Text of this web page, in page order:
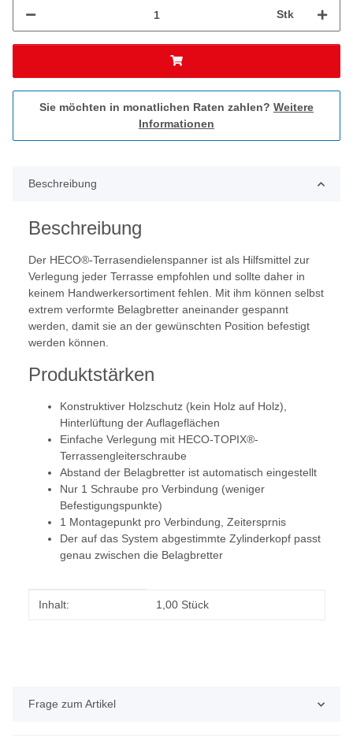
Stk
Sie möchten in monatlichen Raten zahlen? Weitere
Informationen
Beschreibung
Beschreibung
Der HECO®-Terrasendielenspanner ist als Hilfsmittel zur
Verlegung jeder Terrasse empfohlen und sollte daher in
keinem Handwerkersortiment fehlen. Mit ihm können selbst
extrem verformte Belagbretter aneinander gespannt
werden, damit sie an der gewünschten Position befestigt
werden können.
Produktstärken
Konstruktiver Holzschutz (kein Holz auf Holz),
Hinterlüftung der Auflageflächen
Einfache Verlegung mit HECO-TOPIX®-
Terrassengleiterschraube
Abstand der Belagbretter ist automatisch eingestellt
Nur 1 Schraube pro Verbindung (weniger
Befestigungspunkte)
1 Montagepunkt pro Verbindung, Zeitersprnis
Der auf das System abgestimmte Zylinderkopf passt
genau zwischen die Belagbretter
Produkteigenschaft
Wert
Inhalt: 1,00 Stück
Frage zum Artikel